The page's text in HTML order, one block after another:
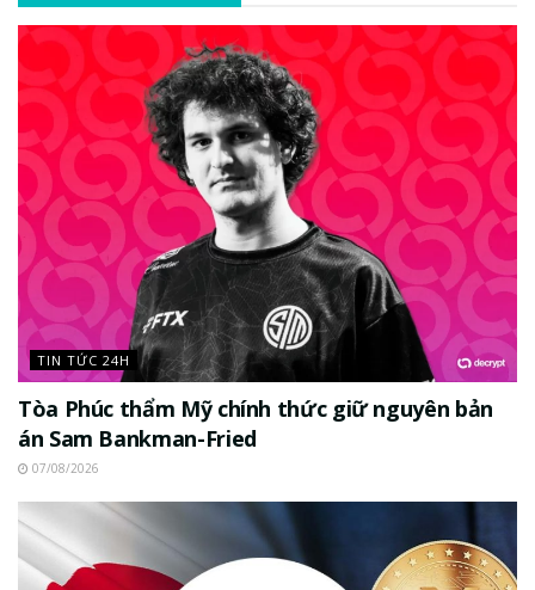
TIN TỨC 24H
Tòa Phúc thẩm Mỹ chính thức giữ nguyên bản
án Sam Bankman-Fried
07/08/2026